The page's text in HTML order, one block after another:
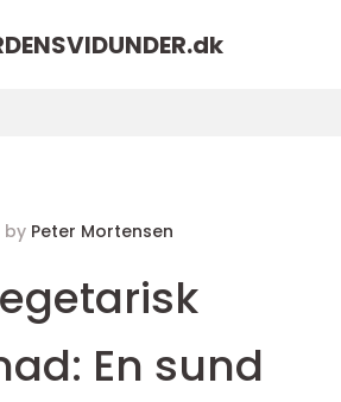
dk
by Peter Mortensen
En sund